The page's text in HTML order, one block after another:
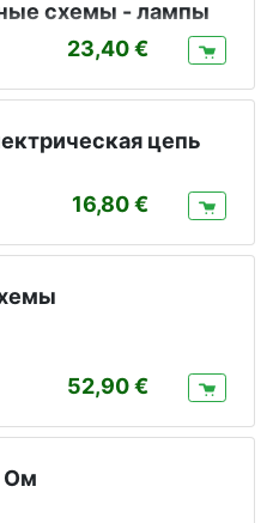
схемы - лампы
23,40
цепь
16,80
52,90
Ом